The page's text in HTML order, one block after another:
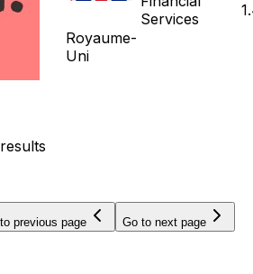
Royaume-
Uni
Services
results
previous page Go to next page